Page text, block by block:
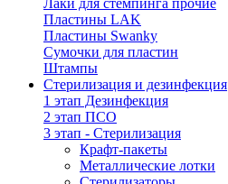
Лаки для стемпинга прочие
Пластины LAK
Пластины Swanky
Сумочки для пластин
Штампы
Стерилизация и дезинфекция
1 этап Дезинфекция
2 этап ПСО
3 этап - Стерилизация
Крафт-пакеты
Металлические лотки